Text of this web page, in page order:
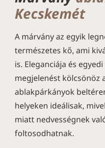
Kecskemét
A márvány az egyik
természetes kő, ami
is. Eleganciája és
megjelenést kölcsönöz
ablakpárkányok
helyeken ideálisak,
miatt nedvességnek
foltosodhatnak.